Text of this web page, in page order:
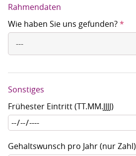
Rahmendaten
Wie haben Sie uns gefunden?*
---
Sonstiges
Frühester Eintritt (TT.MM.JJJJ)
Gehaltswunsch pro Jahr (nur Zahl)